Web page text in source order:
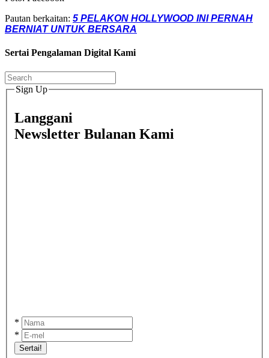
Pautan berkaitan: 5 PELAKON HOLLYWOOD INI PERNAH
BERNIAT UNTUK BERSARA
Sertai Pengalaman Digital Kami
Sign Up
Langgani
Newsletter Bulanan Kami
*
*
Sertai!